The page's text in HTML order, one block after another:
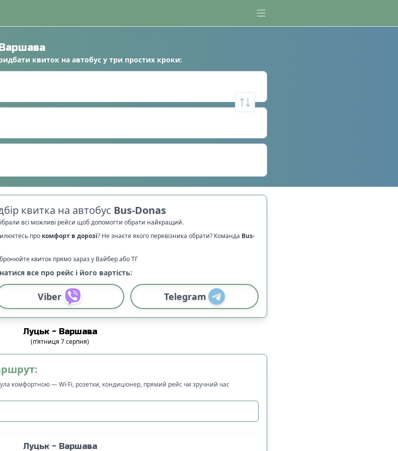
квиток на автобус у три простих кроки:
квитка на автобус Bus-Donas
всі можливі рейси щоб допомогти обрати найкращий.
про комфорт в дорозі? Не знаєте якого перевізника обрати? Команда Bus-
квиток прямо зараз у Вайбер або ТГ
все про рейс і його вартість:
Viber Telegram
Луцьк - Варшава
(п’ятниця 7серпня)
комфортною — Wi-Fi, розетки, кондиціонер, прямий рейс чи зручний час
Луцьк - Варшава